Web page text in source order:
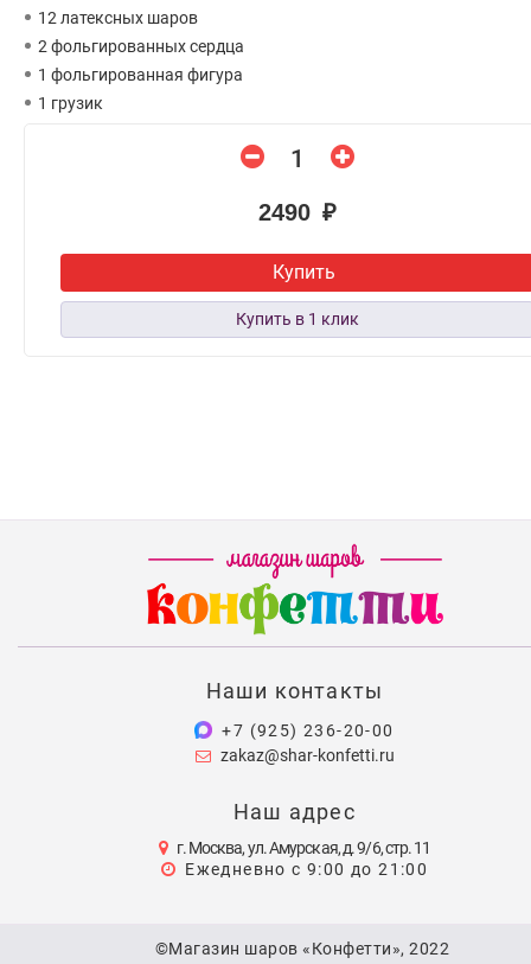
12 латексных шаров
2 фольгированных сердца
1 фольгированная фигура
1 грузик
2490 ₽
Купить
Наши контакты
+7 (925) 236-20-00
zakaz@shar-konfetti.ru
Наш адрес
г. Москва, ул. Амурская, д. 9/6, стр. 11
Ежедневно с 9:00 до 21:00
©Магазин шаров «Конфетти», 2022